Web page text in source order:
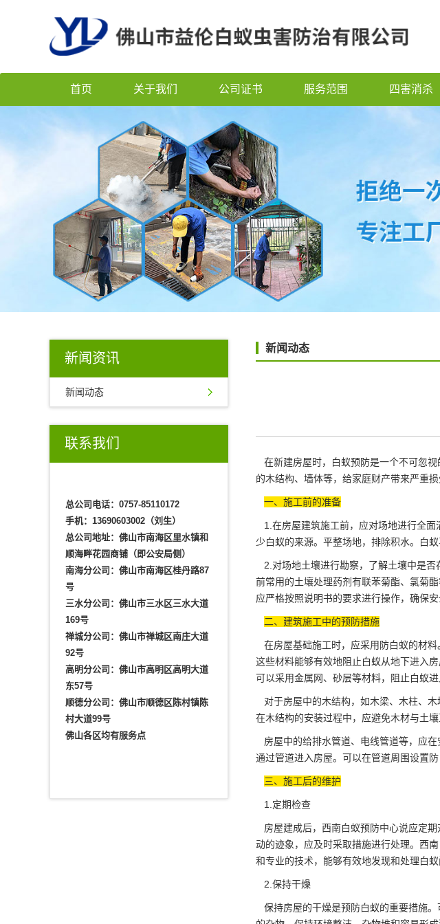
首页 关于我们 公司证书 服务范围 四害消杀
新闻资讯
新闻动态
联系我们
总公司电话：0757-85110172
手机：13690603002（刘生）
总公司地址：佛山市南海区里水镇和
顺海畔花园商铺（即公安局侧）
南海分公司：佛山市南海区桂丹路87
号
三水分公司：佛山市三水区三水大道
169号
禅城分公司：佛山市禅城区南庄大道
92号
高明分公司：佛山市高明区高明大道
东57号
顺德分公司：佛山市顺德区陈村镇陈
村大道99号
佛山各区均有服务点
新闻动态
在新建房屋时，白蚁预防是一个不可忽视
的木结构、墙体等，给家庭财产带来严重
一、施工前的准备
1.在房屋建筑施工前，应对场地进行全面
少白蚁的来源。平整场地，排除积水。白
2.对场地土壤进行勘察，了解土壤中是否
前常用的土壤处理药剂有联苯菊酯、氯菊
应严格按照说明书的要求进行操作，确保安
二、建筑施工中的预防措施
在房屋基础施工时，应采用防白蚁的材
这些材料能够有效地阻止白蚁从地下进入房
可以采用金属网、砂层等材料，阻止白蚁进
对于房屋中的木结构，如木梁、木柱、木
在木结构的安装过程中，应避免木材与土
房屋中的给排水管道、电线管道等，应
通过管道进入房屋。可以在管道周围设置
三、施工后的维护
1.定期检查
房屋建成后，西南白蚁预防中心说应定
动的迹象，应及时采取措施进行处理。西
和专业的技术，能够有效地发现和处理白蚁
2.保持干燥
保持房屋的干燥是预防白蚁的重要措施